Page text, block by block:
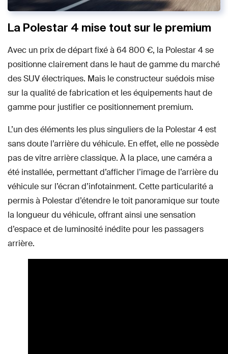
La Polestar 4 mise tout sur le premium
Avec un prix de départ fixé à 64 800 €, la Polestar 4 se
positionne clairement dans le haut de gamme du marché
des SUV électriques. Mais le constructeur suédois mise
sur la qualité de fabrication et les équipements haut de
gamme pour justifier ce positionnement premium.
L’un des éléments les plus singuliers de la Polestar 4 est
sans doute l’arrière du véhicule. En effet, elle ne possède
pas de vitre arrière classique. À la place, une caméra a
été installée, permettant d’afficher l’image de l’arrière du
véhicule sur l’écran d’infotainment. Cette particularité a
permis à Polestar d’étendre le toit panoramique sur toute
la longueur du véhicule, offrant ainsi une sensation
d’espace et de luminosité inédite pour les passagers
arrière.